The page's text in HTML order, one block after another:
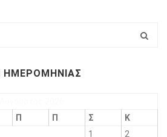
Π Π Σ
Κ
1
2